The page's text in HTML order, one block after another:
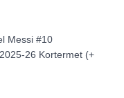
Messi #10
26 Kortermet (+